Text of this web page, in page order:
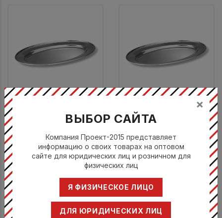
см, нерж. сталь
922 руб.
Поднос овальный 35x23,5
см, нерж. сталь
1096 руб.
×
ВЫБОР САЙТА
Компания Проект-2015 представляет
информацию о своих товарах на оптовом
сайте для юридических лиц и розничном для
физических лиц
Я ФИЗИЧЕСКОЕ ЛИЦО
ДЛЯ ЮРИДИЧЕСКИХ ЛИЦ